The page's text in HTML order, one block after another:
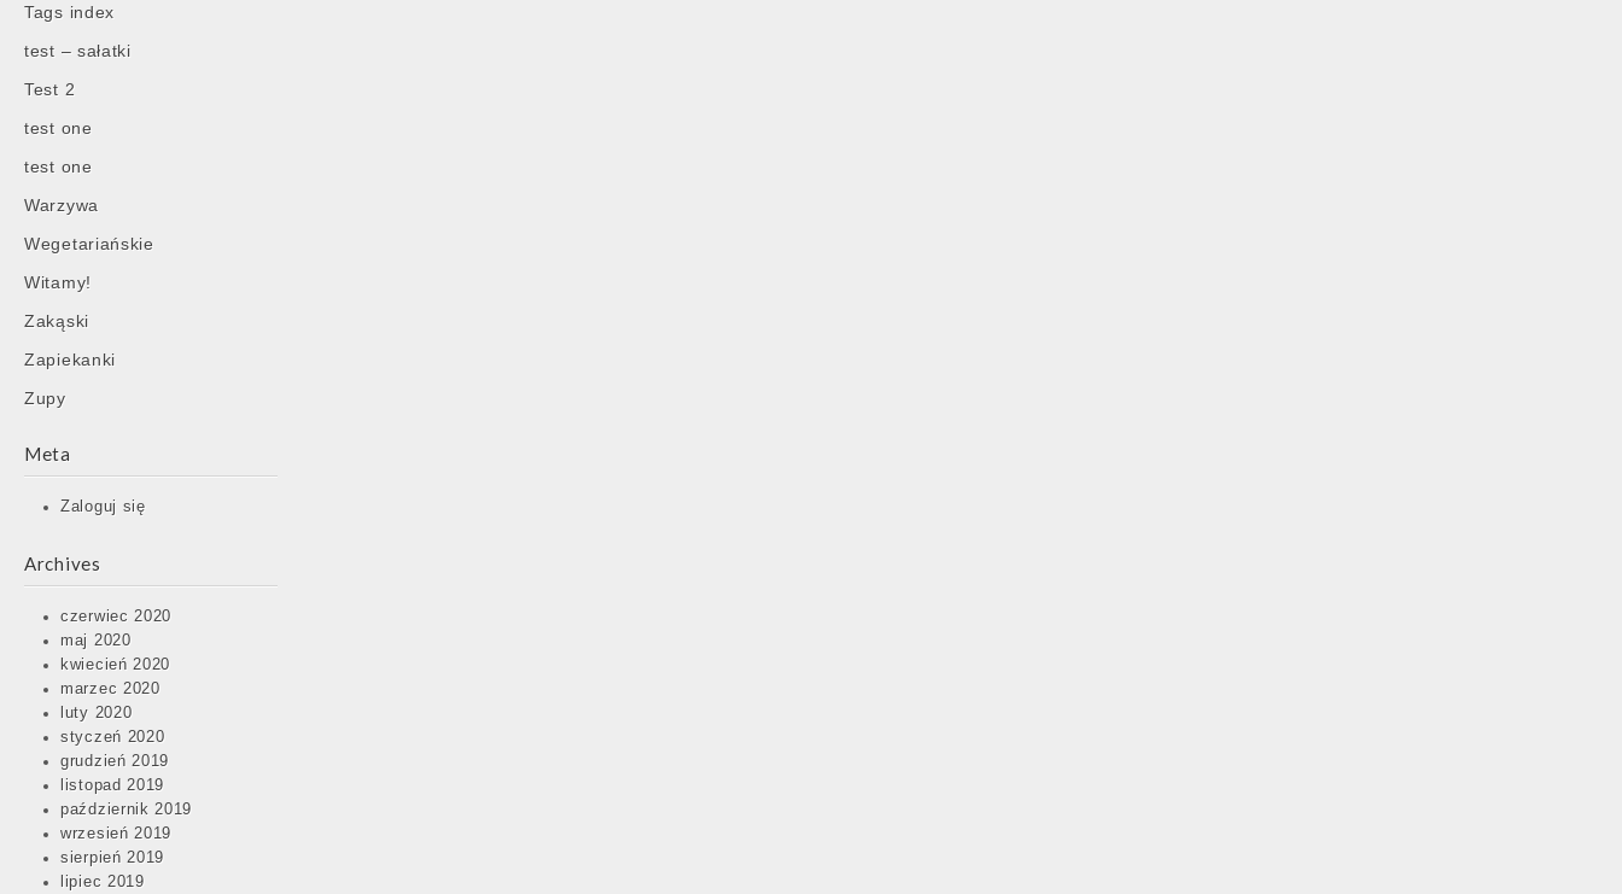
Tags index
test – sałatki
Test 2
test one
test one
Warzywa
Wegetariańskie
Witamy!
Zakąski
Zapiekanki
Zupy
Meta
Zaloguj się
Archives
czerwiec 2020
maj 2020
kwiecień 2020
marzec 2020
luty 2020
styczeń 2020
grudzień 2019
listopad 2019
październik 2019
wrzesień 2019
sierpień 2019
lipiec 2019